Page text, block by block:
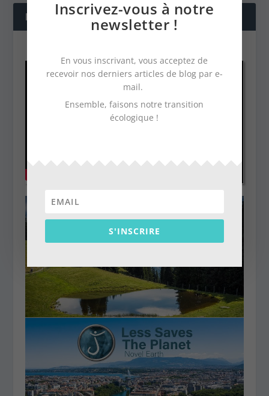
NOS DERNIÈRES VIDÉOS
Inscrivez-vous à notre
newsletter !
En vous inscrivant, vous acceptez de
recevoir nos derniers articles de blog par e-
mail.
Ensemble, faisons notre transition
écologique !
S'INSCRIRE